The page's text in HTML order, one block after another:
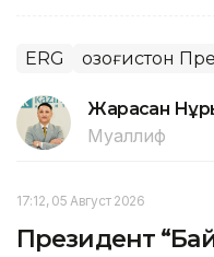
ERG Қозоғистон
Жарасқан
Муаллиф
17:12, 05 Август 2026
Президент